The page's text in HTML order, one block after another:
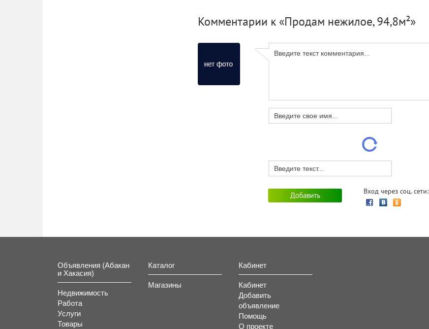
Комментарии к «Продам нежилое, 94,8м²»
Вход через соц. сети:
Объявления (Абакан
и Хакасия)
Недвижимость
Работа
Услуги
Товары
Каталог
Магазины
Кабинет
Кабинет
Добавить
объявление
Помощь
О проекте